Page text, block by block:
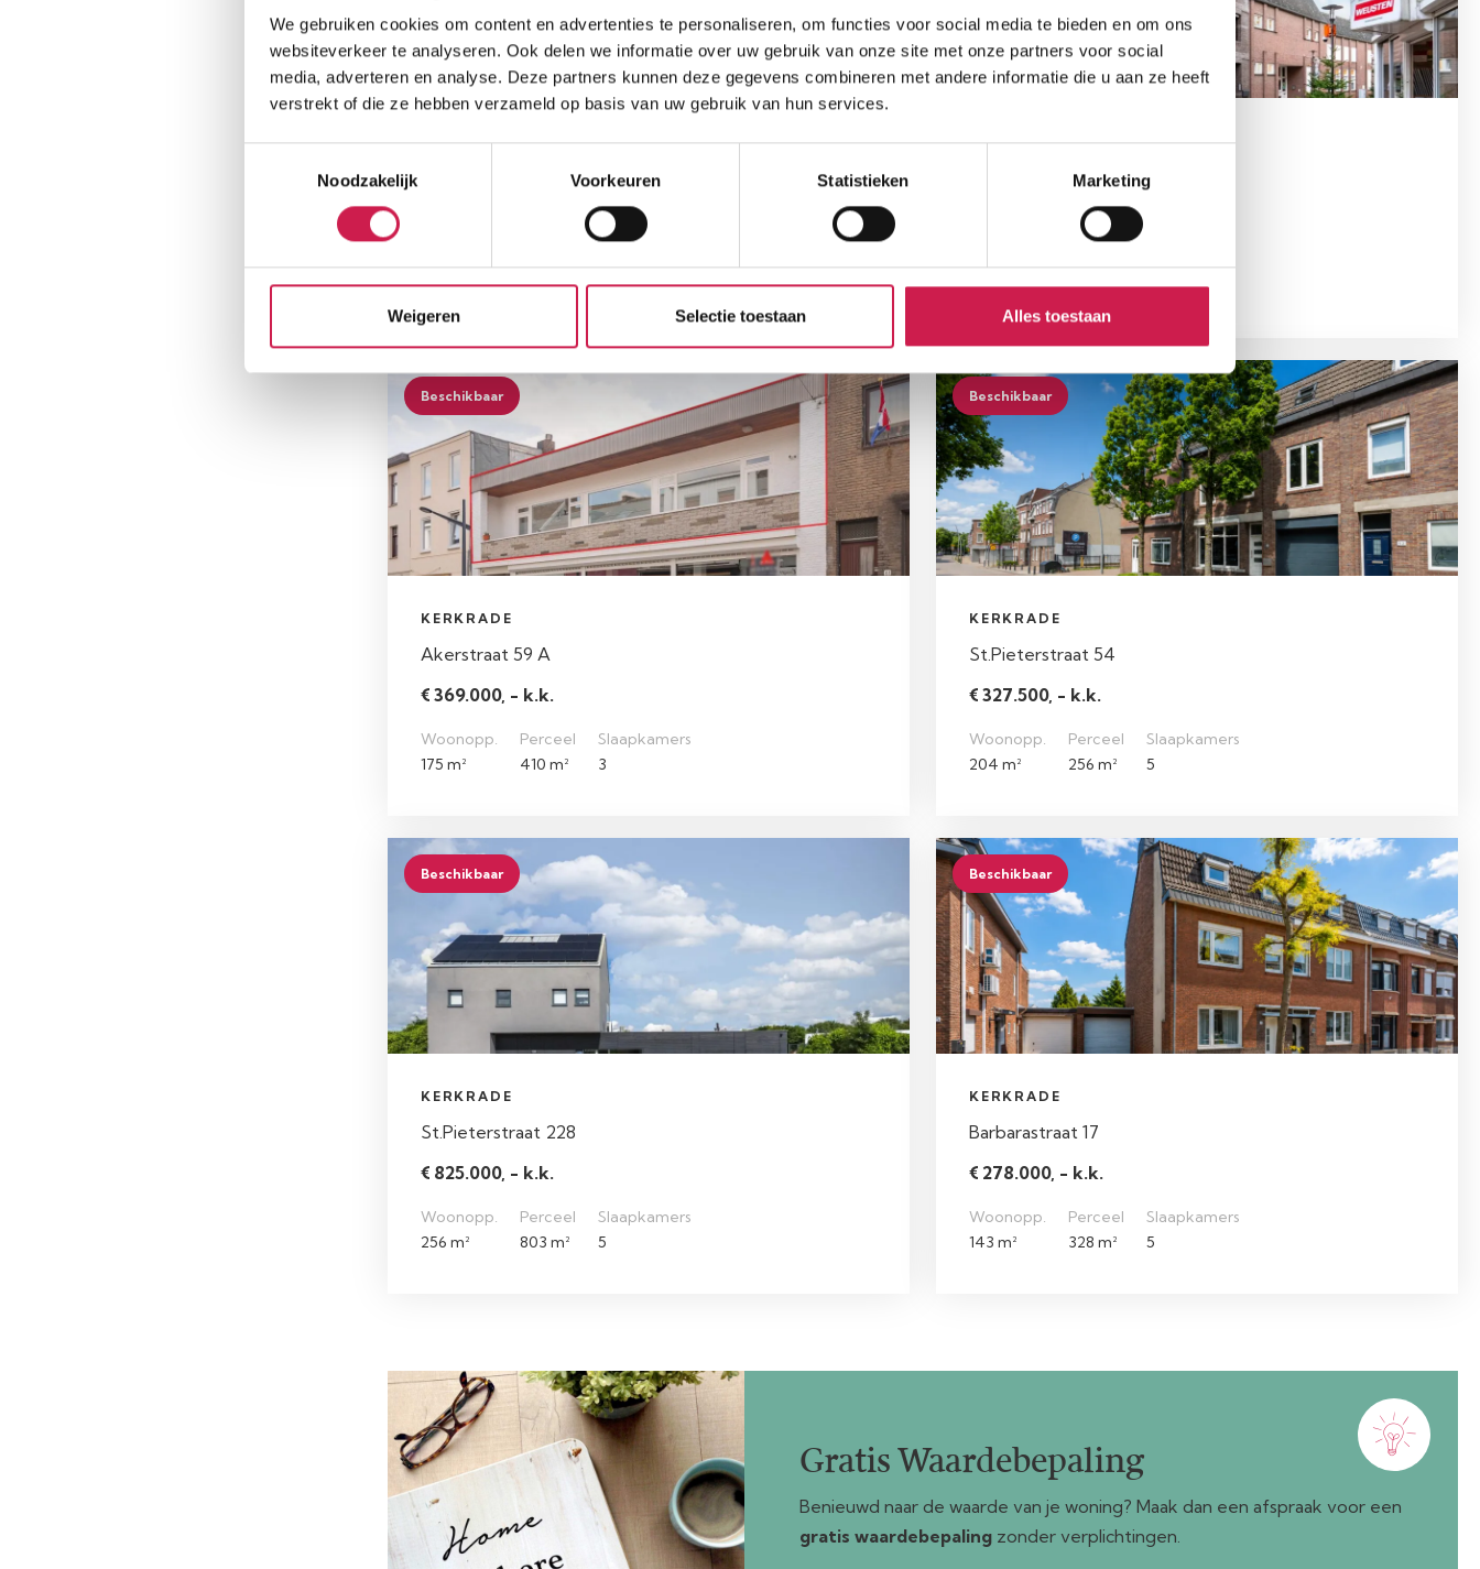
We gebruiken cookies om content en advertenties te personaliseren, om functies voor social media te bieden en om ons
websiteverkeer te analyseren. Ook delen we informatie over uw gebruik van onze site met onze partners voor social
media, adverteren en analyse. Deze partners kunnen deze gegevens combineren met andere informatie die u aan ze heeft
verstrekt of die ze hebben verzameld op basis van uw gebruik van hun services.
Noodzakelijk
Voorkeuren Statistieken Marketing
Weigeren Selectie toestaan Alles toestaan
KERKRADE
Winselerhofstraat 20
139 m²
470 m²
4
KERKRADE
Einderstraat 15 A
€ 300.000, - k.k.
151 m²
2
Beschikbaar
KERKRADE
Akerstraat 59 A
€ 369.000, - k.k.
Woonopp.
175 m²
Perceel
410 m²
Slaapkamers
3
Beschikbaar
KERKRADE
St.Pieterstraat 54
€ 327.500, - k.k.
Woonopp.
204 m²
Perceel
256 m²
Slaapkamers
5
Beschikbaar
KERKRADE
St.Pieterstraat 228
€ 825.000, - k.k.
Woonopp.
256 m²
Perceel
803 m²
Slaapkamers
5
Beschikbaar
KERKRADE
Barbarastraat 17
€ 278.000, - k.k.
Woonopp.
143 m²
Perceel
328 m²
Slaapkamers
5
Gratis Waardebepaling
Benieuwd naar de waarde van je woning? Maak dan een afspraak voor een
gratis waardebepalingzonder verplichtingen.